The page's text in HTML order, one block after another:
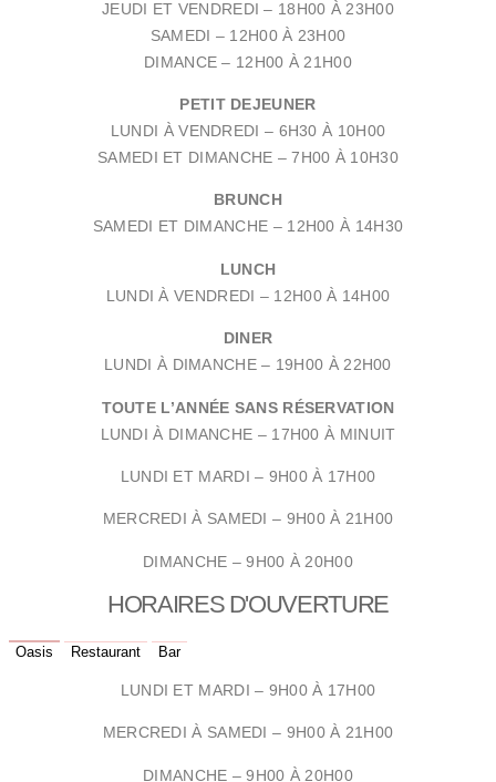
JEUDI ET VENDREDI – 18H00 À 23H00
SAMEDI – 12H00 À 23H00
DIMANCE – 12H00 À 21H00
PETIT DEJEUNER
LUNDI À VENDREDI – 6H30 À 10H00
SAMEDI ET DIMANCHE –7H00 À 10H30
BRUNCH
SAMEDI ET DIMANCHE – 12H00 À 14H30
LUNCH
LUNDI À VENDREDI – 12H00 À 14H00
DINER
LUNDI À DIMANCHE – 19H00 À 22H00
TOUTE L’ANNÉE SANS RÉSERVATION
LUNDI À DIMANCHE – 17H00 À MINUIT
LUNDI ET MARDI – 9H00 À 17H00
MERCREDI À SAMEDI – 9H00 À 21H00
DIMANCHE – 9H00 À 20H00
HORAIRES D'OUVERTURE
Oasis Restaurant Bar
LUNDI ET MARDI – 9H00 À 17H00
MERCREDI À SAMEDI – 9H00 À 21H00
DIMANCHE – 9H00 À 20H00